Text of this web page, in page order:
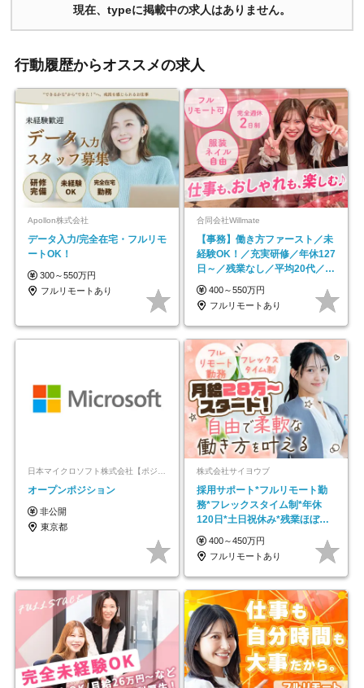
現在、typeに掲載中の求人はありません。
行動履歴からオススメの求人
Apollon株式会社
データ入力/完全在宅・フルリモ
ートOK！
300～550万円
フルリモートあり
合同会社Willmate
【事務】働き方ファースト／未
経験OK！／充実研修／年休127
日～／残業なし／平均20代／リ
モートOK
400～550万円
フルリモートあり
日本マイクロソフト株式会社【ポジションマッチ登録】
オープンポジション
非公開
東京都
株式会社サイヨウブ
採用サポート*フルリモート勤
務*フレックスタイム制*年休
120日*土日祝休み*残業ほぼな
し*育児中社員8割以上
400～450万円
フルリモートあり